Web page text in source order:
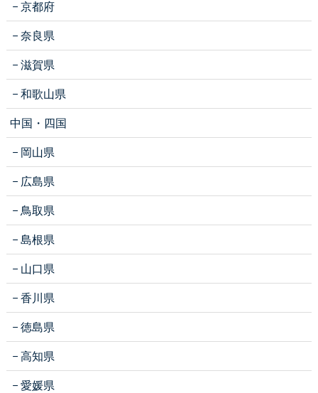
京都府
奈良県
滋賀県
和歌山県
中国・四国
岡山県
広島県
鳥取県
島根県
山口県
香川県
徳島県
高知県
愛媛県